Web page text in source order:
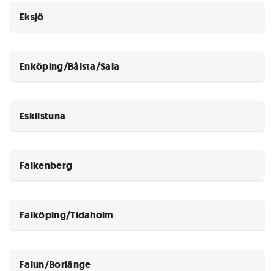
Eksjö
Enköping/Bålsta/Sala
Eskilstuna
Falkenberg
Falköping/Tidaholm
Falun/Borlänge